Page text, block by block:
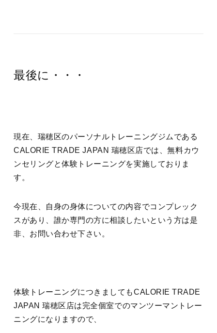
最後に・・・
現在、瑞穂区のパーソナルトレーニングジムである
CALORIE TRADE JAPAN 瑞穂区店では、無料カウ
ンセリングと体験トレーニングを実施しておりま
す。
今現在、自身の身体についての内容でコンプレック
スがあり、誰か専門の方に相談したいという方は是
非、お問い合わせ下さい。
体験トレーニングにつきましてもCALORIE TRADE
JAPAN 瑞穂区店は完全個室でのマンツーマントレー
ニングになりますので、